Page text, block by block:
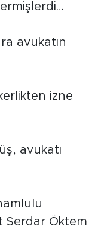
avukatın
izne
avukatı
Serdar Öktem